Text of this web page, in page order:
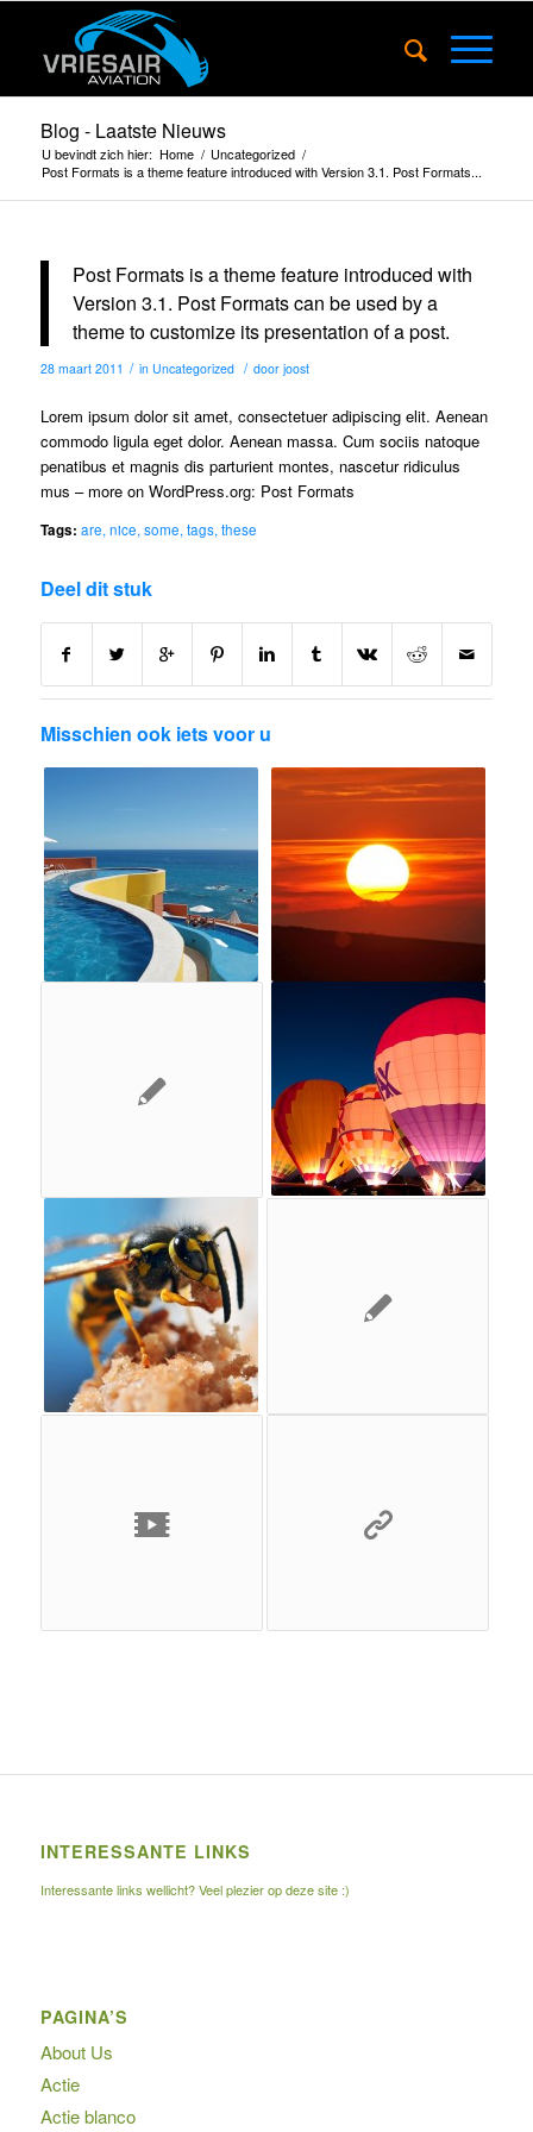
Blog - Laatste Nieuws
U bevindt zich hier: Home / Uncategorized /
Post Formats is a theme feature introduced with Version 3.1. Post Formats...
Post Formats is a theme feature introduced with
Version 3.1. Post Formats can be used by a
theme to customize its presentation of a post.
28 maart 2011 / in Uncategorized / door joost
Lorem ipsum dolor sit amet, consectetuer adipiscing elit. Aenean
commodo ligula eget dolor. Aenean massa. Cum sociis natoque
penatibus et magnis dis parturient montes, nascetur ridiculus
mus – more on WordPress.org: Post Formats
Tags: are, nice, some, tags, these
Deel dit stuk
Misschien ook iets voor u
INTERESSANTE LINKS
Interessante links wellicht? Veel plezier op deze site :)
PAGINA’S
About Us
Actie
Actie blanco